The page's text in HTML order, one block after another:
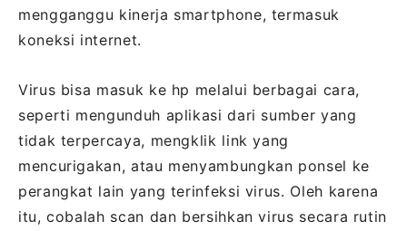
mengganggu kinerja smartphone, termasuk
koneksi internet.
Virus bisa masuk ke hp melalui berbagai cara,
seperti mengunduh aplikasi dari sumber yang
tidak terpercaya, mengklik link yang
mencurigakan, atau menyambungkan ponsel ke
perangkat lain yang terinfeksi virus. Oleh karena
itu, cobalah scan dan bersihkan virus secara rutin